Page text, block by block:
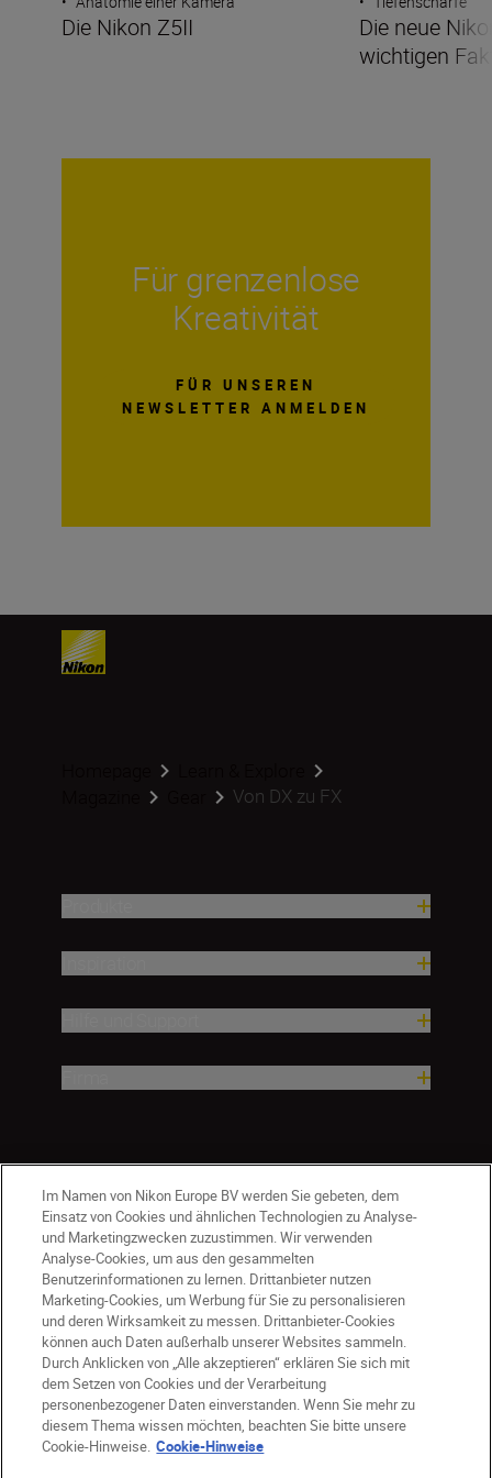
Die Nikon Z5II
Die neue
wichtigen
Für grenzenlose
Kreativität
FÜR UNSEREN
NEWSLETTER ANMELDEN
Von DX zu FX
AT Nikon Sites
Kontaktieren Sie uns
Datenschutzhinweis
Nutzungsbedingungen
Geschäftsbedingungen des Nikon Stores
Im Namen von Nikon Europe BV werden Sie gebeten, dem
Einsatz von Cookies und ähnlichen Technologien zu Analyse-
und Marketingzwecken zuzustimmen. Wir verwenden
Analyse-Cookies, um aus den gesammelten
Benutzerinformationen zu lernen. Drittanbieter nutzen
Marketing-Cookies, um Werbung für Sie zu personalisieren
und deren Wirksamkeit zu messen. Drittanbieter-Cookies
können auch Daten außerhalb unserer Websites sammeln.
Durch Anklicken von „Alle akzeptieren“ erklären Sie sich mit
dem Setzen von Cookies und der Verarbeitung
personenbezogener Daten einverstanden. Wenn Sie mehr zu
diesem Thema wissen möchten, beachten Sie bitte unsere
Cookie-Hinweise. Cookie-Hinweise